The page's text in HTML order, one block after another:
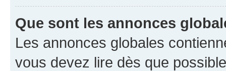
Que sont les annonces
Les annonces globales
vous devez lire dès que